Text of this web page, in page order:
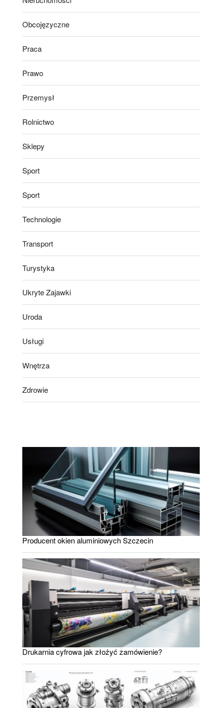
Obcojęzyczne
Praca
Prawo
Przemysł
Rolnictwo
Sklepy
Sport
Sport
Technologie
Transport
Turystyka
Ukryte Zajawki
Uroda
Usługi
Wnętrza
Zdrowie
Producent okien aluminiowych Szczecin
Drukarnia cyfrowa jak złożyć zamówienie?